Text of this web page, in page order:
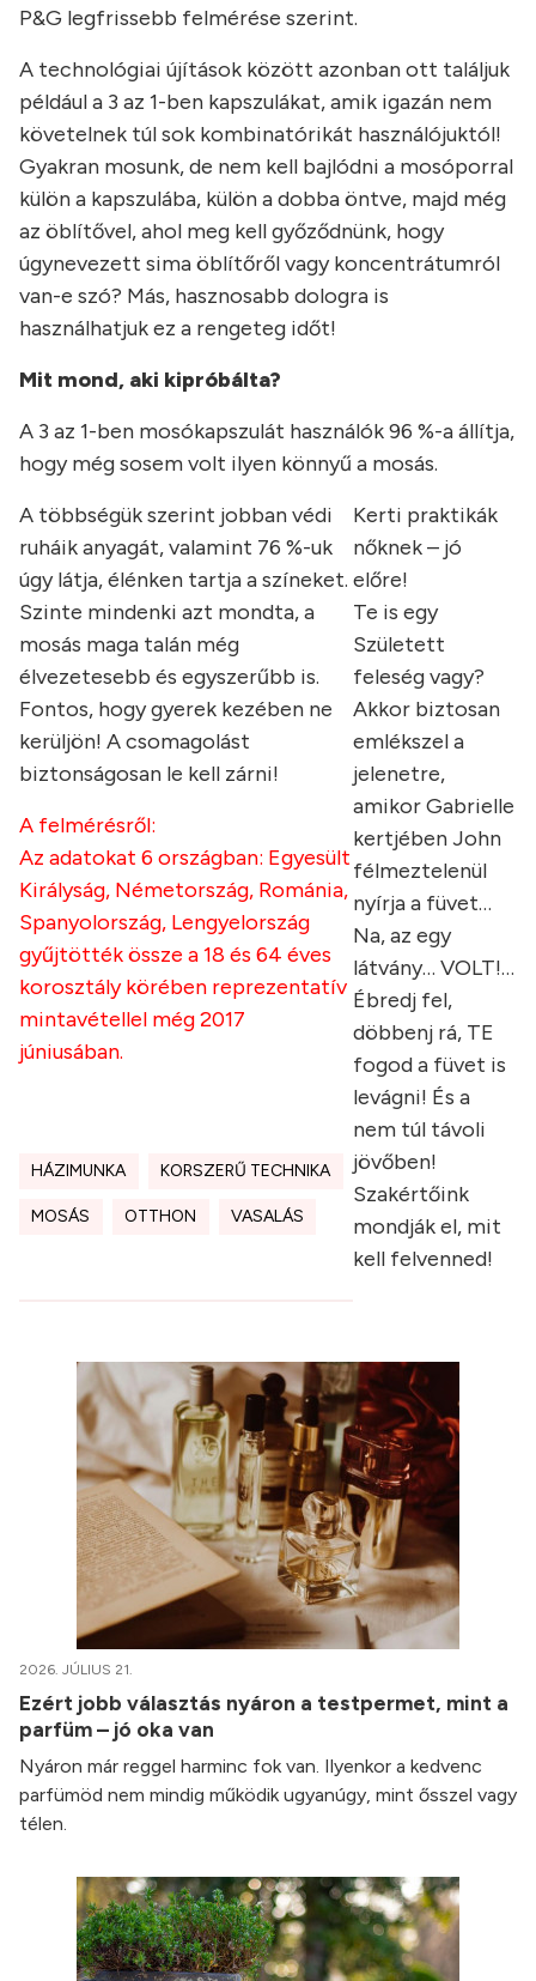
P&G legfrissebb felmérése szerint.
A technológiai újítások között azonban ott találjuk
például a 3 az 1-ben kapszulákat, amik igazán nem
követelnek túl sok kombinatórikát használójuktól!
Gyakran mosunk, de nem kell bajlódni a mosóporral
külön a kapszulába, külön a dobba öntve, majd még
az öblítővel, ahol meg kell győződnünk, hogy
úgynevezett sima öblítőről vagy koncentrátumról
van-e szó? Más, hasznosabb dologra is
használhatjuk ez a rengeteg időt!
Mit mond, aki kipróbálta?
A 3 az 1-ben mosókapszulát használók 96 %-a állítja,
hogy még sosem volt ilyen könnyű a mosás.
Kerti praktikák
nőknek – jó
előre!
Te is egy
Született
feleség vagy?
Akkor biztosan
emlékszel a
jelenetre,
amikor Gabrielle
kertjében John
félmeztelenül
nyírja a füvet…
Na, az egy
látvány… VOLT!…
Ébredj fel,
döbbenj rá, TE
fogod a füvet is
levágni! És a
nem túl távoli
jövőben!
Szakértőink
mondják el, mit
kell felvenned!
A többségük szerint jobban védi
ruháik anyagát, valamint 76 %-uk
úgy látja, élénken tartja a színeket.
Szinte mindenki azt mondta, a
mosás maga talán még
élvezetesebb és egyszerűbb is.
Fontos, hogy gyerek kezében ne
kerüljön! A csomagolást
biztonságosan le kell zárni!
A felmérésről:
Az adatokat 6 országban: Egyesült
Királyság, Németország, Románia,
Spanyolország, Lengyelország
gyűjtötték össze a 18 és 64 éves
korosztály körében reprezentatív
mintavétellel még 2017
júniusában.
HÁZIMUNKA KORSZERŰ TECHNIKA
MOSÁS OTTHON VASALÁS
2026. JÚLIUS 21.
Ezért jobb választás nyáron a testpermet, mint a
parfüm – jó oka van
Nyáron már reggel harminc fok van. Ilyenkor a kedvenc
parfümöd nem mindig működik ugyanúgy, mint ősszel vagy
télen.